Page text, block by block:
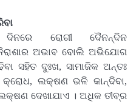
ଦିନରେ ରୋଗୀ ଦୈନନ୍ଦିନ
ନିରାଶାର ଅଭାବ ବୋଲି ଅଭିଯୋଗ
ସହିତ ଦୁଃଖ, ସାମାଜିକ ଅନ୍ତଃ
ଲକ୍ଷଣ ଭଳି କାନ୍ଦିବା,
ଦେଖାଯାଏ । ଅଧିକ ତୀବ୍ର